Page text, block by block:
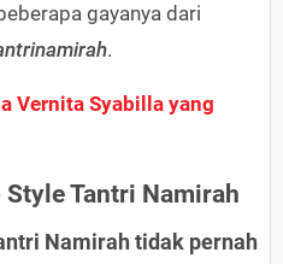
gayanya dari
.
Vernita Syabilla yang
Tantri Namirah
Namirah tidak pernah